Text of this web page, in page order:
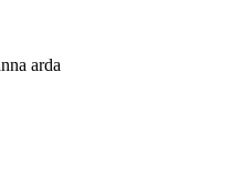
arda